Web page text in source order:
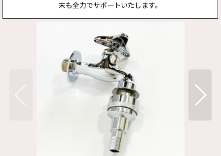
末も全力でサポートいたします。